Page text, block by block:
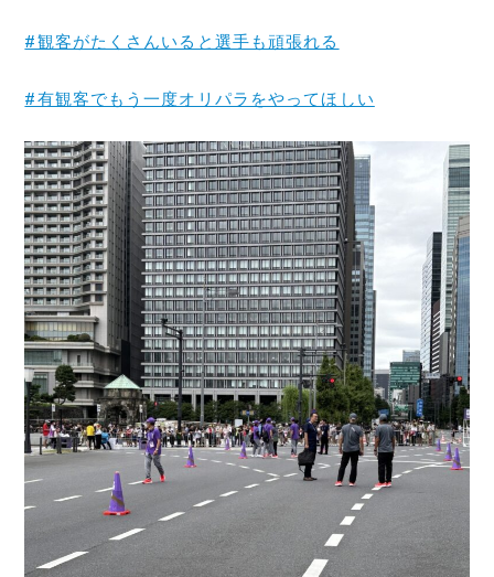
#観客がたくさんいると選手も頑張れる
#有観客でもう一度オリパラをやってほしい